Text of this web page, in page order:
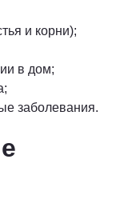
и корни);
в дом;
заболевания.